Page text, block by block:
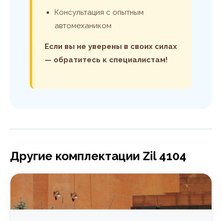
Консультация с опытным
автомехаником
Если вы не уверены в своих силах
— обратитесь к специалистам!
Другие комплектации Zil 4104